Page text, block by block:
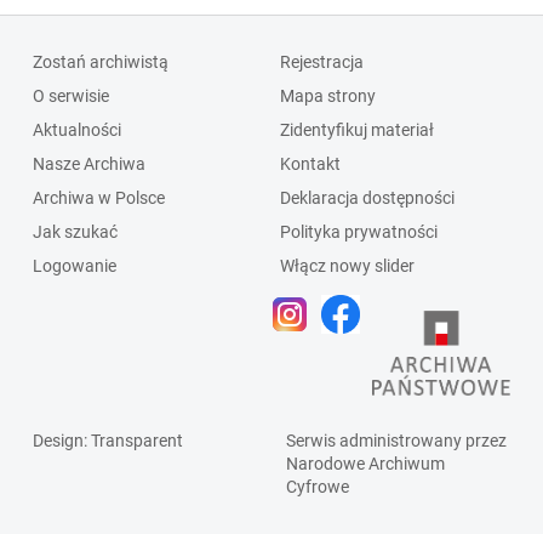
Zostań archiwistą
O serwisie
Aktualności
Nasze Archiwa
Archiwa w Polsce
Jak szukać
Logowanie
Rejestracja
Mapa strony
Zidentyfikuj materiał
Kontakt
Deklaracja dostępności
Polityka prywatności
Włącz nowy slider
Design: Transparent
Serwis administrowany przez
Narodowe Archiwum
Cyfrowe